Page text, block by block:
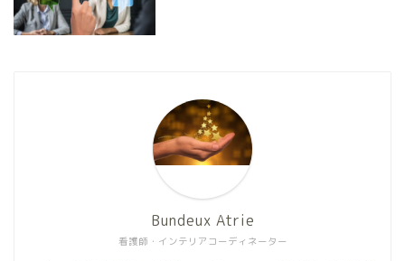
看護師・インテリアコーディネーター
Bundeux Atrie